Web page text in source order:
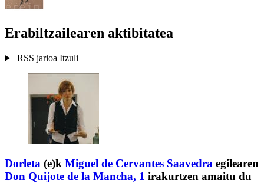
Erabiltzailearen aktibitatea
RSS jarioa Itzuli
Dorleta (e)k Miguel de Cervantes Saavedra egilearen
Don Quijote de la Mancha, 1 irakurtzen amaitu du